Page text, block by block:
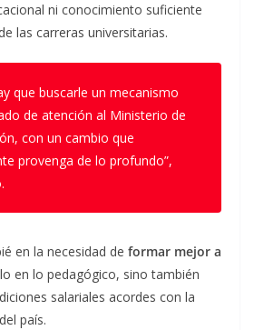
ni conocimiento suficiente
las carreras universitarias.
que buscarle un mecanismo
de atención al Ministerio de
con un cambio que
provenga de lo profundo”,
en la necesidad de formar mejor a
en lo pedagógico, sino también
salariales acordes con la
país.